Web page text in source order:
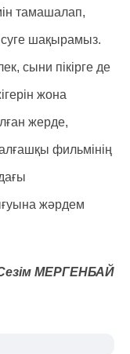
тамашалап,
шақырамыз.
сыни пікірге де
жона
жерде,
фильмінің
жәрдем
МЕРГЕНБАЙ